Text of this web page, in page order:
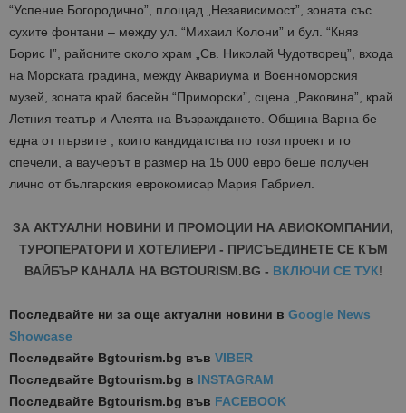
“Успение Богородично”, площад „Независимост”, зоната със
сухите фонтани – между ул. “Михаил Колони” и бул. “Княз
Борис I”, районите около храм „Св. Николай Чудотворец”, входа
на Морската градина, между Аквариума и Военноморския
музей, зоната край басейн “Приморски”, сцена „Раковина”, край
Летния театър и Алеята на Възраждането. Община Варна бе
една от първите , които кандидатства по този проект и го
спечели, а ваучерът в размер на 15 000 евро беше получен
лично от българския еврокомисар Мария Габриел.
ЗА АКТУАЛНИ НОВИНИ И ПРОМОЦИИ НА АВИОКОМПАНИИ,
ТУРОПЕРАТОРИ И ХОТЕЛИЕРИ - ПРИСЪЕДИНЕТЕ СЕ КЪМ
ВАЙБЪР КАНАЛА НА BGTOURISM.BG - ВКЛЮЧИ СЕ ТУК!
Последвайте ни за още актуални новини в Google News
Showcase
Последвайте Bgtourism.bg във VIBER
Последвайте Bgtourism.bg в INSTAGRAM
Последвайте Bgtourism.bg във FACEBOOK